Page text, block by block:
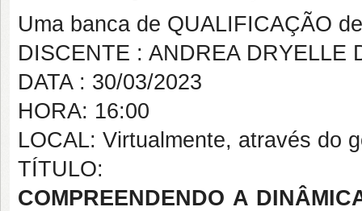
Uma banca de QUALIFICAÇÃO
DISCENTE : ANDREA DRYELLE
DATA : 30/03/2023
HORA: 16:00
LOCAL: Virtualmente, através do
TÍTULO:
COMPREENDENDO A